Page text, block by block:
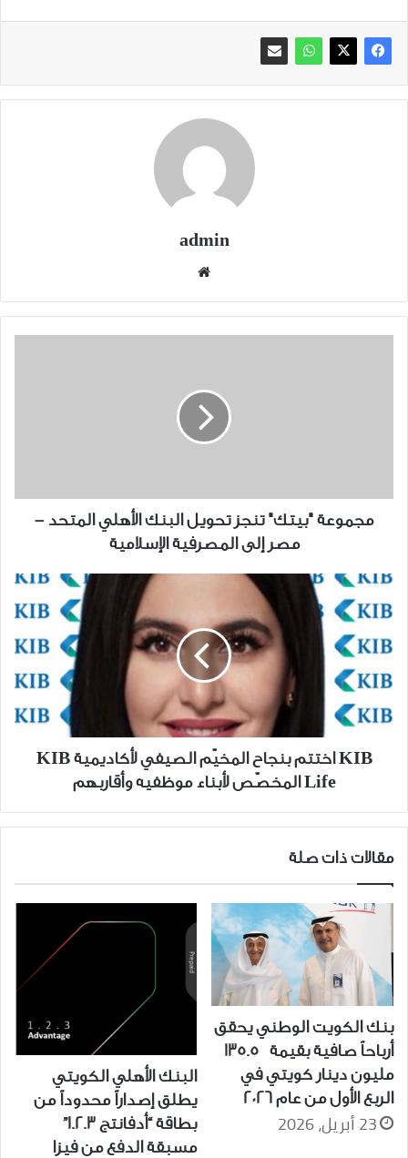
admin
مجموعة
-
مصر
إلى
الإسلامية
مجموعة "بيتك" تنجز تحويل البنك الأهلي المتحد -
مصر إلى المصرفية الإسلامية
KIB
اختتم
بنجاح
المخيّم
الصيفي
لأكاديمية
KIB
Life
المخصّص
لأبناء
وأقاربهم
KIB اختتم بنجاح المخيّم الصيفي لأكاديمية KIB
Life المخصّص لأبناء موظفيه وأقاربهم
مقالات ذات صلة
بنك الكويت الوطني يحقق
أرباحاً صافية بقيمة 135.5
مليون دينار كويتي في
الربع الأول من عام 2026
23 أبريل، 2026
البنك الأهلي الكويتي
يطلق إصداراً محدوداً من
بطاقة “أدفانتج 1.2.3”
مسبقة الدفع من فيزا